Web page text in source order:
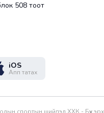
508 тоот
iOS
Апп татах